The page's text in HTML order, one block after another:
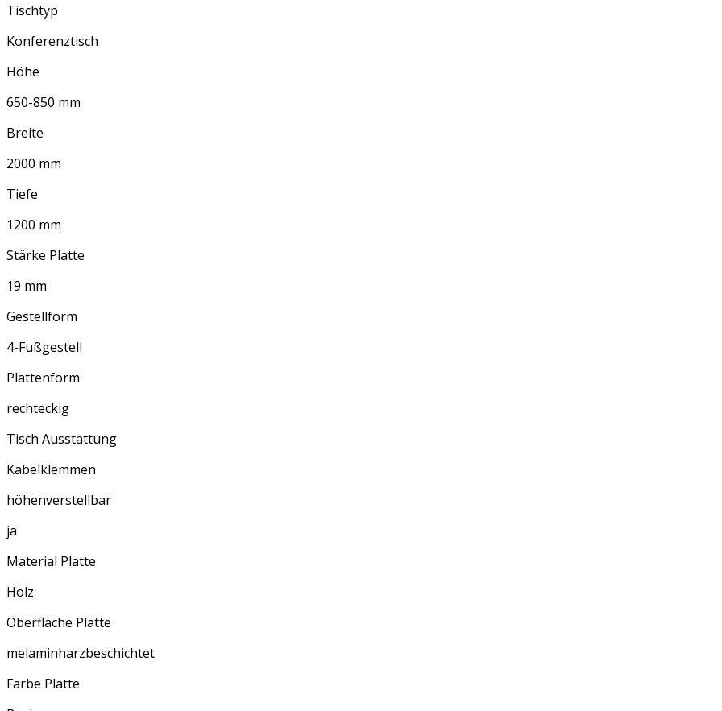
Tischtyp
Konferenztisch
Höhe
650-850 mm
Breite
2000 mm
Tiefe
1200 mm
Stärke Platte
19 mm
Gestellform
4-Fußgestell
Plattenform
rechteckig
Tisch Ausstattung
Kabelklemmen
höhenverstellbar
ja
Material Platte
Holz
Oberfläche Platte
melaminharzbeschichtet
Farbe Platte